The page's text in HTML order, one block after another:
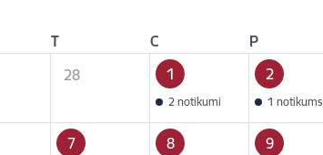
T C P
28 1
2 notikumi
2
1 notikums
7 8 9